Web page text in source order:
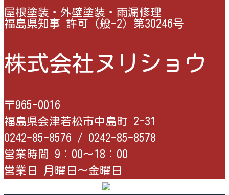
屋根塗装・外壁塗装・雨漏修理
福島県知事 許可（般-2）第30246号
株式会社ヌリショウ
〒965-0016
福島県会津若松市中島町 2-31
0242-85-8576 / 0242-85-8578
営業時間 9：00〜18：00
営業日 月曜日〜金曜日